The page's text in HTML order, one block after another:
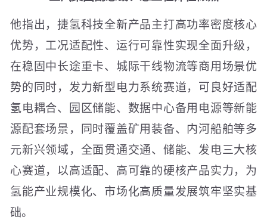
他指出，捷氢科技全新产品主打高功率密度核心
优势，工况适配性、运行可靠性实现全面升级，
在稳固中长途重卡、城际干线物流等商用场景优
势的同时，发力新型电力系统赛道，可良好适配
氢电耦合、园区储能、数据中心备用电源等新能
源配套场景，同时覆盖矿用装备、内河船舶等多
元新兴领域，全面贯通交通、储能、发电三大核
心赛道，以高适配、高可靠的硬核产品实力，为
氢能产业规模化、市场化高质量发展筑牢坚实基
础。